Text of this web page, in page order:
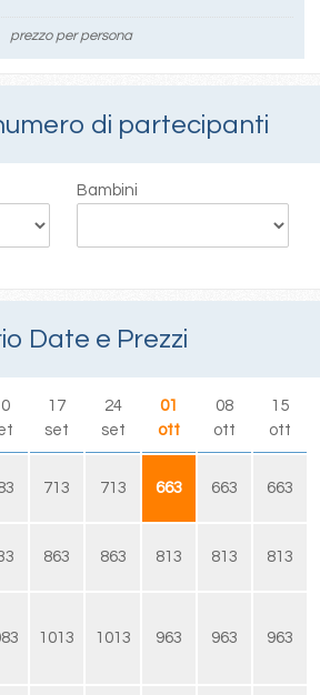
prezzo per persona
di partecipanti
Bambini
Date e Prezzi
17
set
24
set
01
ott
08
ott
15
ott
713 713 663 663 663
863 863 813 813 813
1013 1013 963 963 963